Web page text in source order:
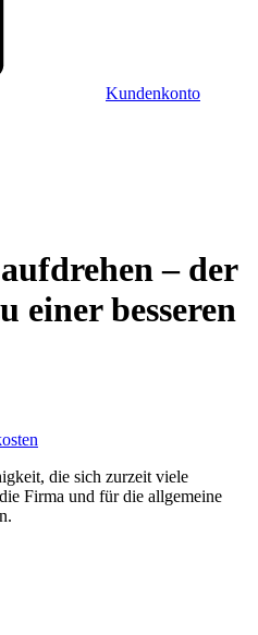
Kundenkonto
– der
einer besseren
die sich zurzeit viele
Firma und für die allgemeine